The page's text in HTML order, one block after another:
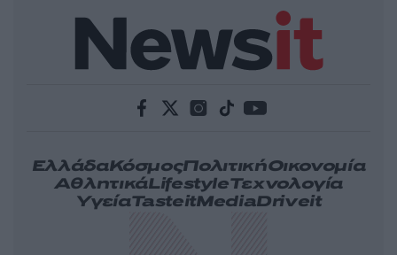
ΕλλάδαΚόσμοςΠολιτικήΟικονομία
ΑθλητικάLifestyleΤεχνολογία
ΥγείαTasteitMediaDriveit